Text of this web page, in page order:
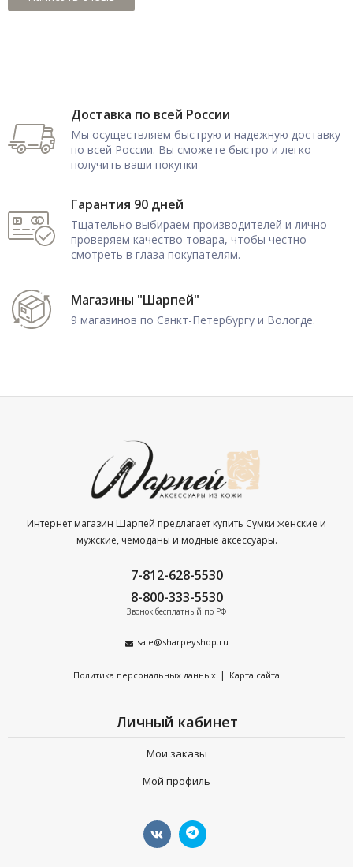
Доставка по всей России
Мы осуществляем быструю и надежную доставку
по всей России. Вы сможете быстро и легко
получить ваши покупки
Гарантия 90 дней
Тщательно выбираем производителей и лично
проверяем качество товара, чтобы честно
смотреть в глаза покупателям.
Магазины "Шарпей"
9 магазинов по Санкт-Петербургу и Вологде.
Интернет магазин Шарпей предлагает купить Сумки женские и
мужские, чемоданы и модные аксессуары.
7-812-628-5530
8-800-333-5530
Звонок бесплатный по РФ
sale@sharpeyshop.ru
Политика персональных данных | Карта сайта
Личный кабинет
Мои заказы
Мой профиль